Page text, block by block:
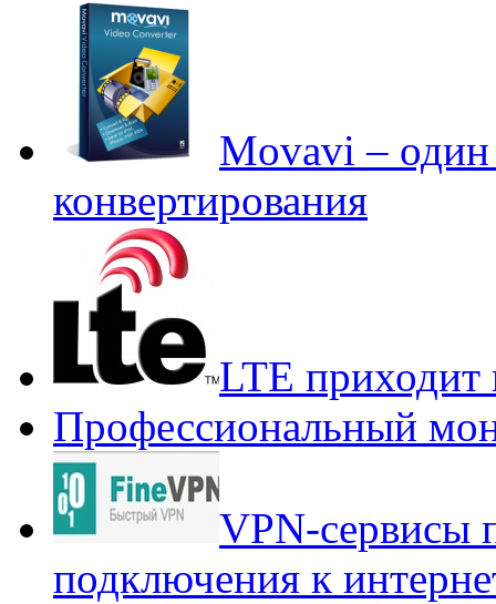
Movavi – один
конвертирования
LTE приходит
Профессиональный
VPN-сервисы
подключения к